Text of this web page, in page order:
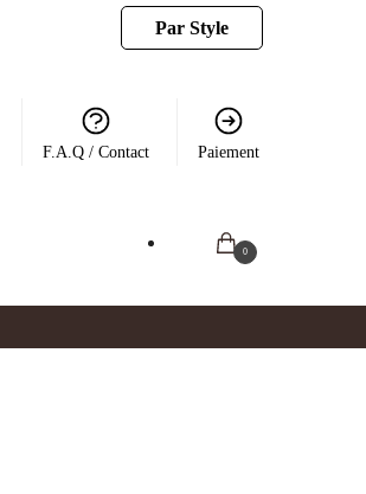
Par Style
F.A.Q / Contact Paiement
0